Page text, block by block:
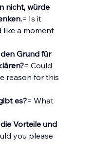
nicht, würde
= Is it
like a moment
Grund für
= Could
reason for this
es?= What
Vorteile und
you please